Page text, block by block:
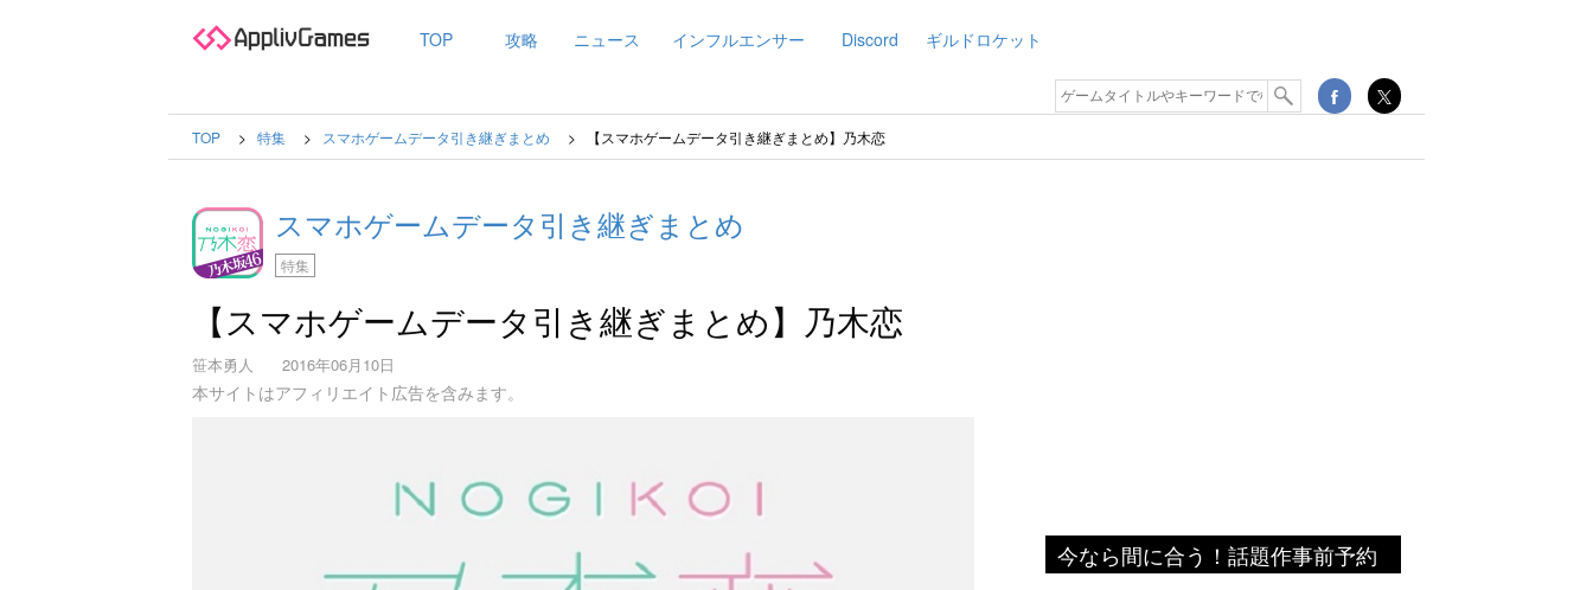
TOP 攻略 ニュース インフルエンサー Discord ギルドロケット
TOP 特集 スマホゲームデータ引き継ぎまとめ 【スマホゲームデータ引き継ぎまとめ】乃木恋
スマホゲームデータ引き継ぎまとめ
特集
【スマホゲームデータ引き継ぎまとめ】乃木恋
笹本勇人 2016年06月10日
本サイトはアフィリエイト広告を含みます。
今なら間に合う！話題作事前予約